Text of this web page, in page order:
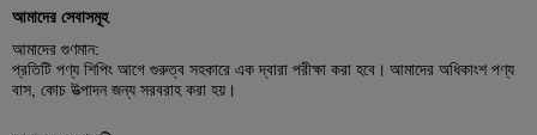
ভিডিও কেবল দৈর্ঘ্য
শক্তি সরবরাহ দৈর্ঘ্য
1.2m
আমাদের সেবাসমূহ
আমাদের গুণমান:
প্রতিটি পণ্য শিপিং আগে গুরুত্ব সহকারে এক দ্বারা পরীক্ষা করা হবে। আমাদের অধিকাংশ পণ্য
বাস, কোচ উত্পাদন জন্য সরবরাহ করা হয়।